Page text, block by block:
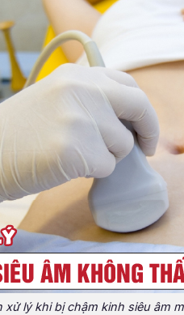
xử lý khi bị chậm kinh siêu âm